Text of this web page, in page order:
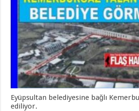
Eyüpsultan belediyesine bağlı
ediliyor.